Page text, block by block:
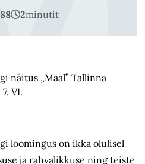
2minutit
näitus „Maal” Tallinna
VI.
loomingus on ikka olulisel
ja rahvalikkuse ning teiste